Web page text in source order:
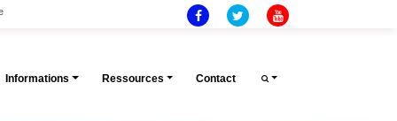
Informations Ressources Contact